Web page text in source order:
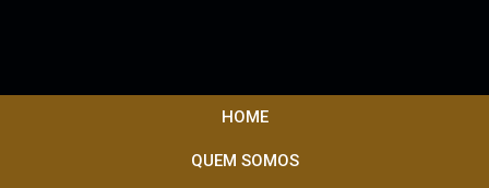
HOME
QUEM SOMOS